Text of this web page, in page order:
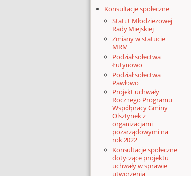
Konsultacje społeczne
Statut Młodzieżowej
Rady Miejskiej
Zmiany w statucie
MRM
Podział sołectwa
Łutynowo
Podział sołectwa
Pawłowo
Projekt uchwały
Rocznego Programu
Współpracy Gminy
Olsztynek z
organizacjami
pozarządowymi na
rok 2022
Konsultacje społeczne
dotyczące projektu
uchwały w sprawie
utworzenia